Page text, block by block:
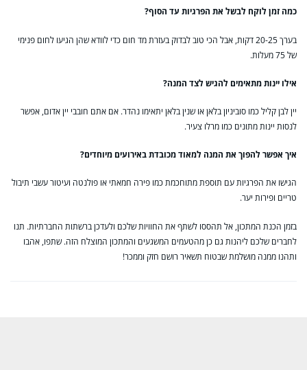
כמה זמן לוקח לבשל את הפרגיות עד הסוף?
בערך 20-25 דקות, אבל הכי טוב לבדוק בעזרת מד חום כדי לוודא שהן הגיעו לחום פנימי
של 75 מעלות.
אילו יינות מתאימים להגיש לצד המנה?
יין לבן קליל כמו סוביניון בלאן או שנין בלאן יתאימו נהדר. אם אתם חובבי יין אדום, אפשר
לנסות יינות מתונים כמו מרלו צעיר.
איך אפשר להפוך את המנה למאוד מכובדת באירועים מיוחדים?
הגישו את הפרגיות עם תוספת מתוחכמת כמו פירה חמאתי או פולנטה ועיטור עשבי תיבול
טריים ופירות יער.
בזמן הכנת המתכון, אל תהססו לשתף את החוויות שלכם ולעדכן ברשתות החברתיות. תנו
לחברים שלכם ליהנות גם כן מהטעמים המשגעים והמתכון המוצלח הזה. שתפו, אהבו
ותהנו ממנה מושלמת שבטוח תשאיר רושם חזק וממכר!